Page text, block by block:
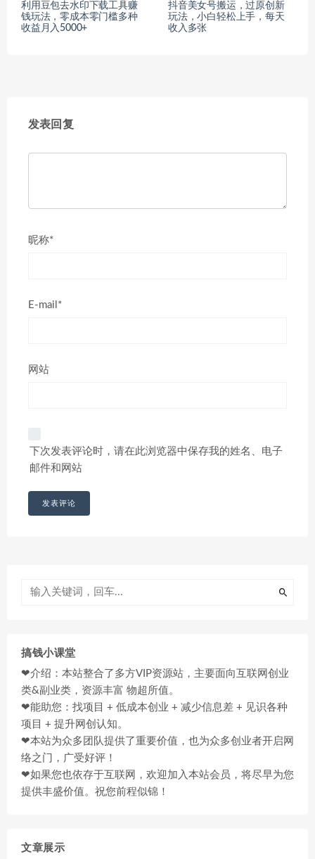
利用豆包去水印下载工具赚
钱玩法，零成本零门槛多种
收益月入5000+
抖音美女号搬运，过原创新
玩法，小白轻松上手，每天
收入多张
发表回复
昵称*
E-mail*
网站
下次发表评论时，请在此浏览器中保存我的姓名、电子
邮件和网站
搞钱小课堂
❤介绍：本站整合了多方VIP资源站，主要面向互联网创业
类&副业类，资源丰富 物超所值。
❤能助您：找项目 + 低成本创业 + 减少信息差 + 见识各种
项目 + 提升网创认知。
❤本站为众多团队提供了重要价值，也为众多创业者开启网
络之门，广受好评！
❤如果您也依存于互联网，欢迎加入本站会员，将尽早为您
提供丰盛价值。祝您前程似锦！
文章展示